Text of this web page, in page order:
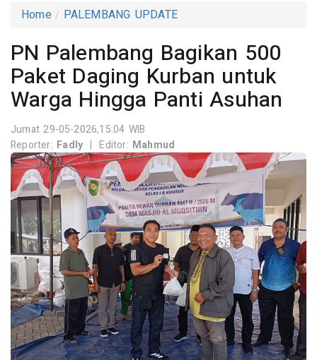
Home PALEMBANG UPDATE
PN Palembang Bagikan 500
Paket Daging Kurban untuk
Warga Hingga Panti Asuhan
Jumat 29-05-2026,15:04 WIB
Reporter: Fadly | Editor: Mahmud